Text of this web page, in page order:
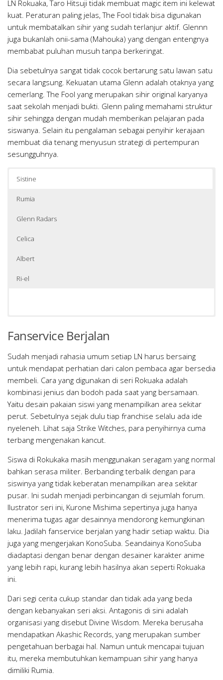
LN Rokuaka, Taro Hitsuji tidak membuat magic item ini kelewat
kuat. Peraturan paling jelas, The Fool tidak bisa digunakan
untuk membatalkan sihir yang sudah terlanjur aktif. Glennn
juga bukanlah onii-sama (Mahouka) yang dengan entengnya
membabat puluhan musuh tanpa berkeringat.
Dia sebetulnya sangat tidak cocok bertarung satu lawan satu
secara langsung. Kekuatan utama Glenn adalah otaknya yang
cemerlang. The Fool yang merupakan sihir original karyanya
saat sekolah menjadi bukti. Glenn paling memahami struktur
sihir sehingga dengan mudah memberikan pelajaran pada
siswanya. Selain itu pengalaman sebagai penyihir kerajaan
membuat dia tenang menyusun strategi di pertempuran
sesungguhnya.
Sistine
Rumia
Glenn Radars
Celica
Albert
Ri-el
Fanservice Berjalan
Sudah menjadi rahasia umum setiap LN harus bersaing
untuk mendapat perhatian dari calon pembaca agar bersedia
membeli. Cara yang digunakan di seri Rokuaka adalah
kombinasi jenius dan bodoh pada saat yang bersamaan.
Yaitu desain pakaian siswi yang menampilkan area sekitar
perut. Sebetulnya sejak dulu tiap franchise selalu ada ide
nyeleneh. Lihat saja Strike Witches, para penyihirnya cuma
terbang mengenakan kancut.
Siswa di Rokukaka masih menggunakan seragam yang normal
bahkan serasa militer. Berbanding terbalik dengan para
siswinya yang tidak keberatan menampilkan area sekitar
pusar. Ini sudah menjadi perbincangan di sejumlah forum.
Ilustrator seri ini, Kurone Mishima sepertinya juga hanya
menerima tugas agar desainnya mendorong kemungkinan
laku. Jadilah fanservice berjalan yang hadir setiap waktu. Dia
juga yang mengerjakan KonoSuba. Seandainya KonoSuba
diadaptasi dengan benar dengan desainer karakter anime
yang lebih rapi, kurang lebih hasilnya akan seperti Rokuaka
ini.
Dari segi cerita cukup standar dan tidak ada yang beda
dengan kebanyakan seri aksi. Antagonis di sini adalah
organisasi yang disebut Divine Wisdom. Mereka berusaha
mendapatkan Akashic Records, yang merupakan sumber
pengetahuan berbagai hal. Namun untuk mencapai tujuan
itu, mereka membutuhkan kemampuan sihir yang hanya
dimiliki Rumia.